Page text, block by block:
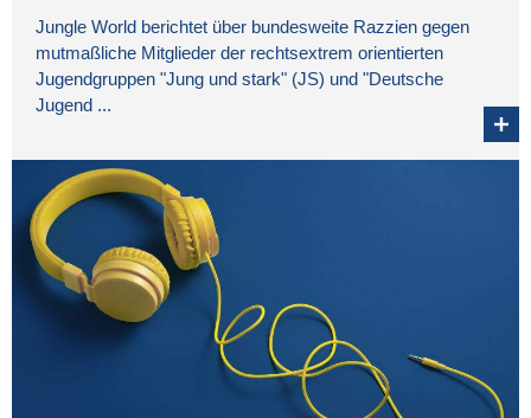
Jungle World berichtet über bundesweite Razzien gegen
mutmaßliche Mitglieder der rechtsextrem orientierten
Jugendgruppen "Jung und stark" (JS) und "Deutsche
Jugend ...